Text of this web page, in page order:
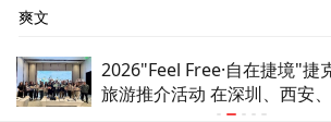
云南丽江发布11条精品自驾线
路串起全域风光
爽文